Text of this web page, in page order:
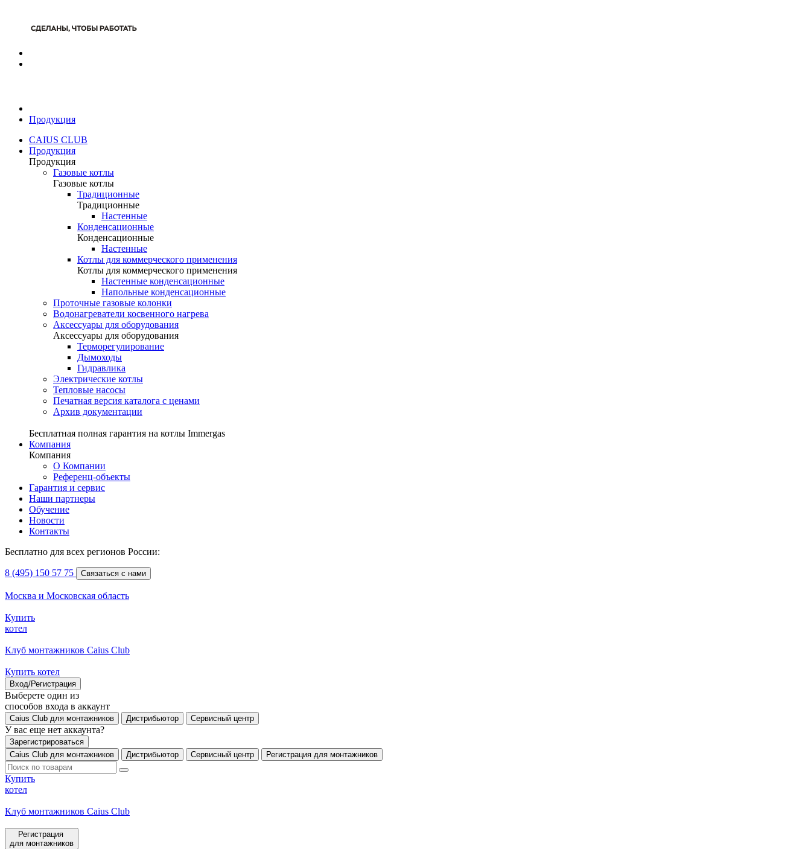
Продукция
CAIUS CLUB
Продукция
Продукция
Газовые котлы
Газовые котлы
Традиционные
Традиционные
Настенные
Конденсационные
Конденсационные
Настенные
Котлы для коммерческого применения
Котлы для коммерческого применения
Настенные конденсационные
Напольные конденсационные
Проточные газовые колонки
Водонагреватели косвенного нагрева
Аксессуары для оборудования
Аксессуары для оборудования
Терморегулирование
Дымоходы
Гидравлика
Электрические котлы
Тепловые насосы
Печатная версия каталога с ценами
Архив документации
Бесплатная полная гарантия на котлы Immergas
Компания
Компания
О Компании
Референц-объекты
Гарантия и сервис
Наши партнеры
Обучение
Новости
Контакты
Бесплатно для всех регионов России:
8 (495) 150 57 75 Связаться с нами
Москва и Московская область
Купить
котел
Клуб монтажников Caius Club
Купить котел
Вход/Регистрация
Выберете один из
способов входа в аккаунт
Caius Club для монтажников Дистрибьютор Сервисный центр
У вас еще нет аккаунта?
Зарегистрироваться
Caius Club для монтажников
Дистрибьютор Сервисный центр Регистрация для монтажников
Купить
котел
Клуб монтажников Caius Club
Регистрация
для монтажников